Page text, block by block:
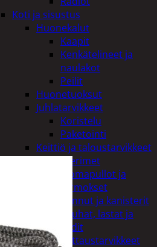
Koti ja sisustus
Huonekalut
Kaapit
Kenkätelineet ja
naulakot
Peilit
Huonetuoksut
Juhlatarvikkeet
Koristelu
Paketointi
Keittiö ja taloustarvikkeet
Aterimet
Juomapullot ja
termokset
Kannut ja kanisterit
Kauhat, lastat ja
sudit
Kattaustarvikkeet